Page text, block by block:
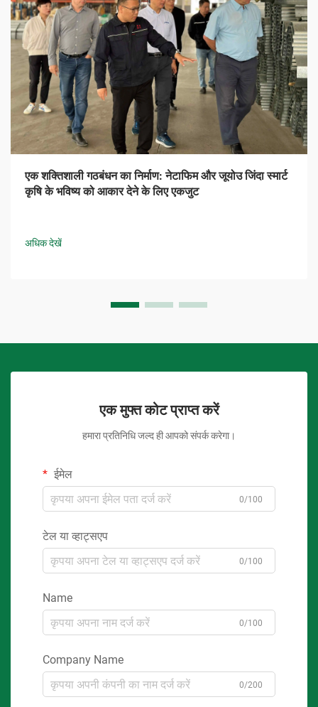
एक शक्तिशाली गठबंधन का निर्माण: नेटाफिम और जूयोउ जिंदा स्मार्ट
कृषि के भविष्य को आकार देने के लिए एकजुट
अधिक देखें
एक मुफ्त कोट प्राप्त करें
हमारा प्रतिनिधि जल्द ही आपको संपर्क करेगा।
ईमेल
0/100
टेल या व्हाट्सएप
0/100
Name
0/100
Company Name
0/200